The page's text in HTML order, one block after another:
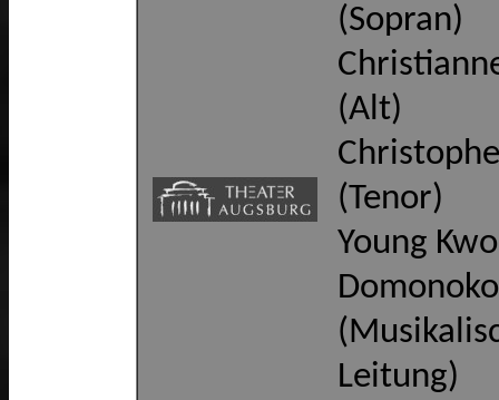
(Sopran)
(Alt)
(Tenor)
Young
Leitung)